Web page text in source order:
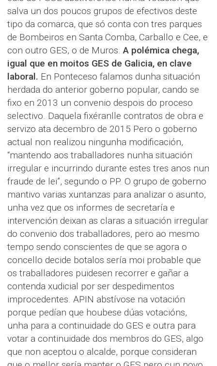
salva un dos poucos grupos de efectivos deste
tipo da comarca, que só conta con tres parques
de Bombeiros en Santa Comba, Carballo e Cee, e
con outro GES, o de Muros. A polémica chega,
igual que en moitos GES de Galicia, en clave
laboral. En Ponteceso falamos dunha situación
herdada do anterior goberno popular, cando se
fixo en 2013 un convenio despois do proceso
selectivo. Daquela fixéranlle contratos de obra e
servizo ata decembro de 2015 Pero o goberno
actual non realizou ningunha modificación,
“mantendo aos traballadores nunha situación
irregular e incurrindo durante estes tres anos nun
fraude de lei”, segundo o PP. O grupo de goberno
mantivo varias xuntanzas para analizar o asunto,
unha vez que os informes de secretaría e
intervención deixan as claras a situación irregular
do convenio dos traballadores, pero ao mesmo
tempo sendo conscientes de que se agora o
concello decide botalos sería moi probable que
os traballadores puidesen recorrer e gañar a
contenda xudicial por ser despedimentos
improcedentes. APIN abstívose na votación
porque pedían que houbese dúas votacións,
unha para a continuidade do GES e outra para
votar a continuidade dos membros do GES, algo
que non aceptou o alcalde, porque consideran